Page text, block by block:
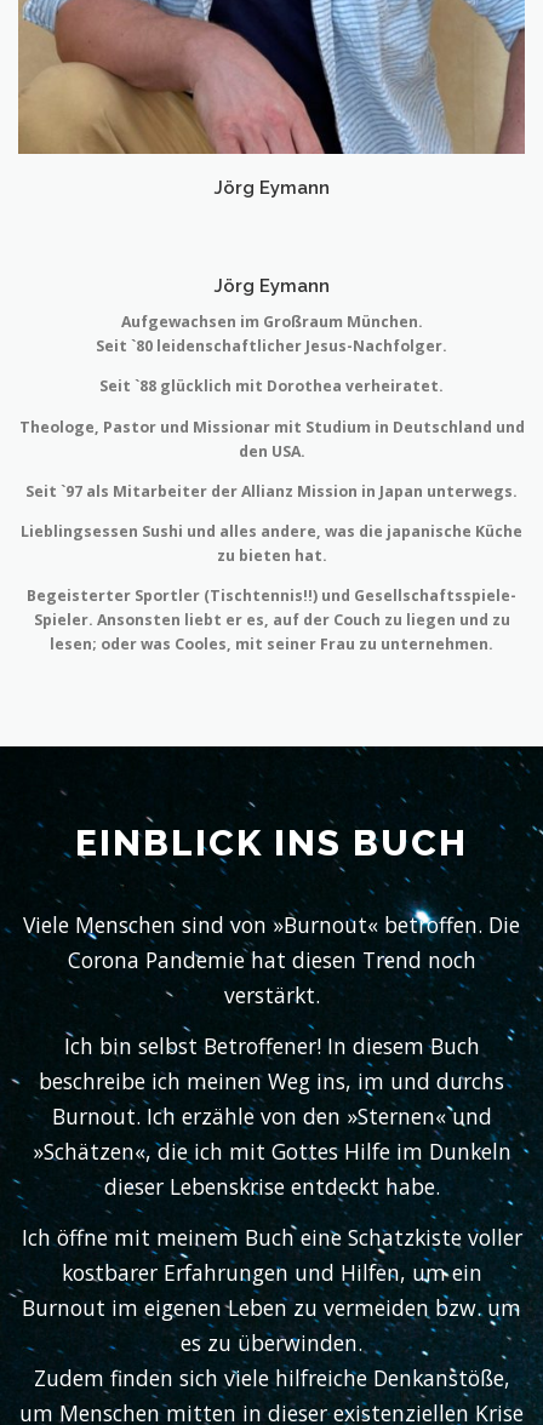
Jörg Eymann
Jörg Eymann
Aufgewachsen im Großraum München.
Seit `80 leidenschaftlicher Jesus-Nachfolger.
Seit `88 glücklich mit Dorothea verheiratet.
Theologe, Pastor und Missionar mit Studium in Deutschland und
den USA.
Seit `97 als Mitarbeiter der Allianz Mission in Japan unterwegs.
Lieblingsessen Sushi und alles andere, was die japanische Küche
zu bieten hat.
Begeisterter Sportler (Tischtennis!!) und Gesellschaftsspiele-
Spieler. Ansonsten liebt er es, auf der Couch zu liegen und zu
lesen; oder was Cooles, mit seiner Frau zu unternehmen.
EINBLICK INS BUCH
Viele Menschen sind von »Burnout« betroffen. Die
Corona Pandemie hat diesen Trend noch
verstärkt.
Ich bin selbst Betroffener! In diesem Buch
beschreibe ich meinen Weg ins, im und durchs
Burnout. Ich erzähle von den »Sternen« und
»Schätzen«, die ich mit Gottes Hilfe im Dunkeln
dieser Lebenskrise entdeckt habe.
Ich öffne mit meinem Buch eine Schatzkiste voller
kostbarer Erfahrungen und Hilfen, um ein
Burnout im eigenen Leben zu vermeiden bzw. um
es zu überwinden.
Zudem finden sich viele hilfreiche Denkanstöße,
um Menschen mitten in dieser existenziellen Krise